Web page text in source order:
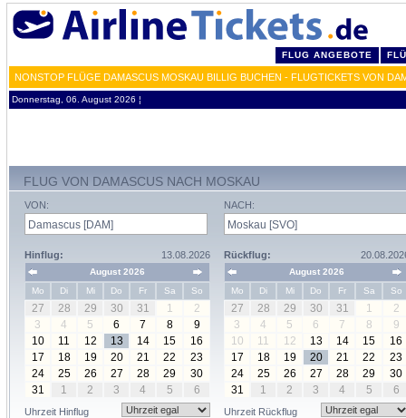
FLUG ANGEBOTE
NONSTOP FLÜGE DAMASCUS MOSKAU BILLIG BUCHEN - FLUGTICKETS VON
Donnerstag, 06. August 2026 ¦
FLUG VON DAMASCUS NACH MOSKAU
VON:
Hinflug: 13.08.2026
August 2026
Mo
Di Mi Do Fr Sa So
27 28 29 30 31 1
2
3
4 5 6 7 8
9
10
11 12 13 14 15
16
17
18 19 20 21 22
23
24
25 26 27 28 29
30
31
1 2 3 4 5 6
Uhrzeit Hinflug
NACH:
Rückflug:
August 2026
Mo
Di Mi Do Fr Sa So
27 28 29 30 31 1
2
3
4 5 6 7 8
9
10
11 12 13 14 15
16
17
18 19 20 21 22
23
24
25 26 27 28 29
30
31
1 2 3 4 5 6
Uhrzeit Rückflug